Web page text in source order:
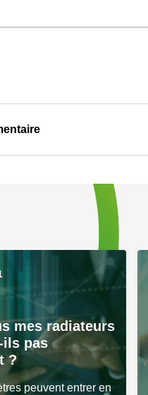
mes radiateurs
ils pas
?
peuvent entrer en